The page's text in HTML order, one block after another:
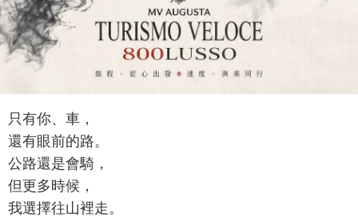
只有你、車，
還有眼前的路。
公路還是會騎，
但更多時候，
我選擇往山裡走。